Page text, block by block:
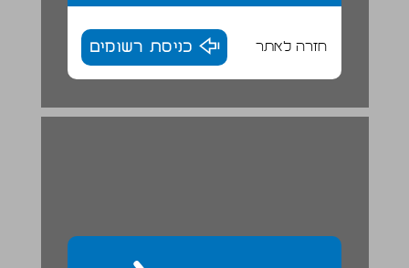
חזרה לאתר כניסת רשומים